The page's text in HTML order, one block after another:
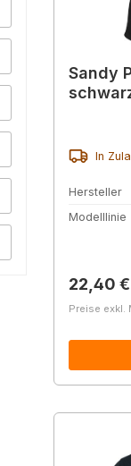
Sandy
In
Hersteller
Modelllinie
22,40 €
Preise exkl.